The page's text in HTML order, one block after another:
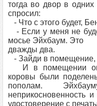
тогда во двор в
спросил:
- Что с этого будет,
- Если у меня не
мосье Эйхбаум. Это
дважды два.
- Зайди в помещение,
И в помещении они
коровы были
пополам.
неприкосновенность
удостоверение с